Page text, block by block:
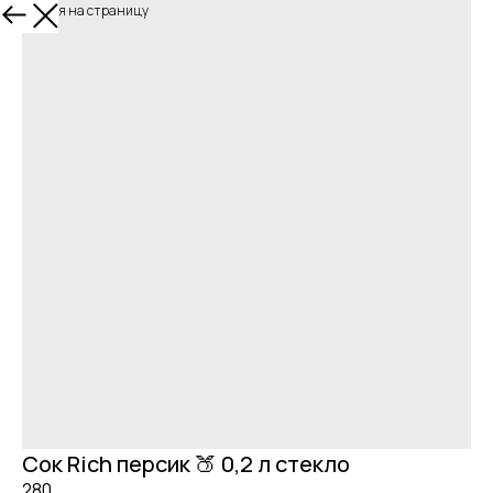
Вернуться на страницу
Сок Rich персик 🍑 0,2 л стекло